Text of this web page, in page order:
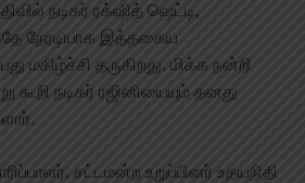
நடிகர் ரக்‌ஷித் ஷெட்டி,
நேரடியாக இத்தகைய
மகிழ்ச்சி தருகிறது. மிக்க நன்றி
கூறி நடிகர் ரஜினியையும் தனது
சட்டமன்ற உறுப்பினர் உதயநிதி